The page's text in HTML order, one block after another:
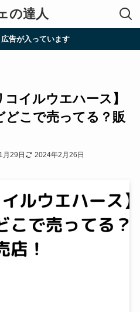
の達人
告が入っています
コイルウエハース】
どこで売ってる？販
月29日 2024年2月26日